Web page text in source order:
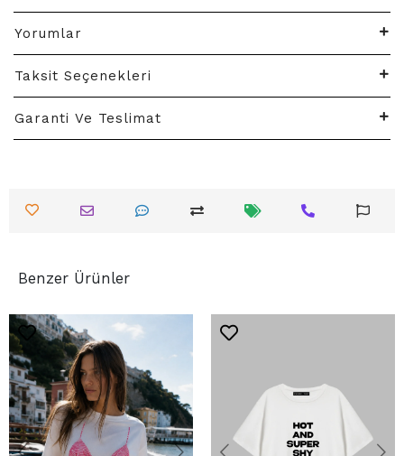
Yorumlar
Taksit Seçenekleri
Garanti Ve Teslimat
Benzer Ürünler